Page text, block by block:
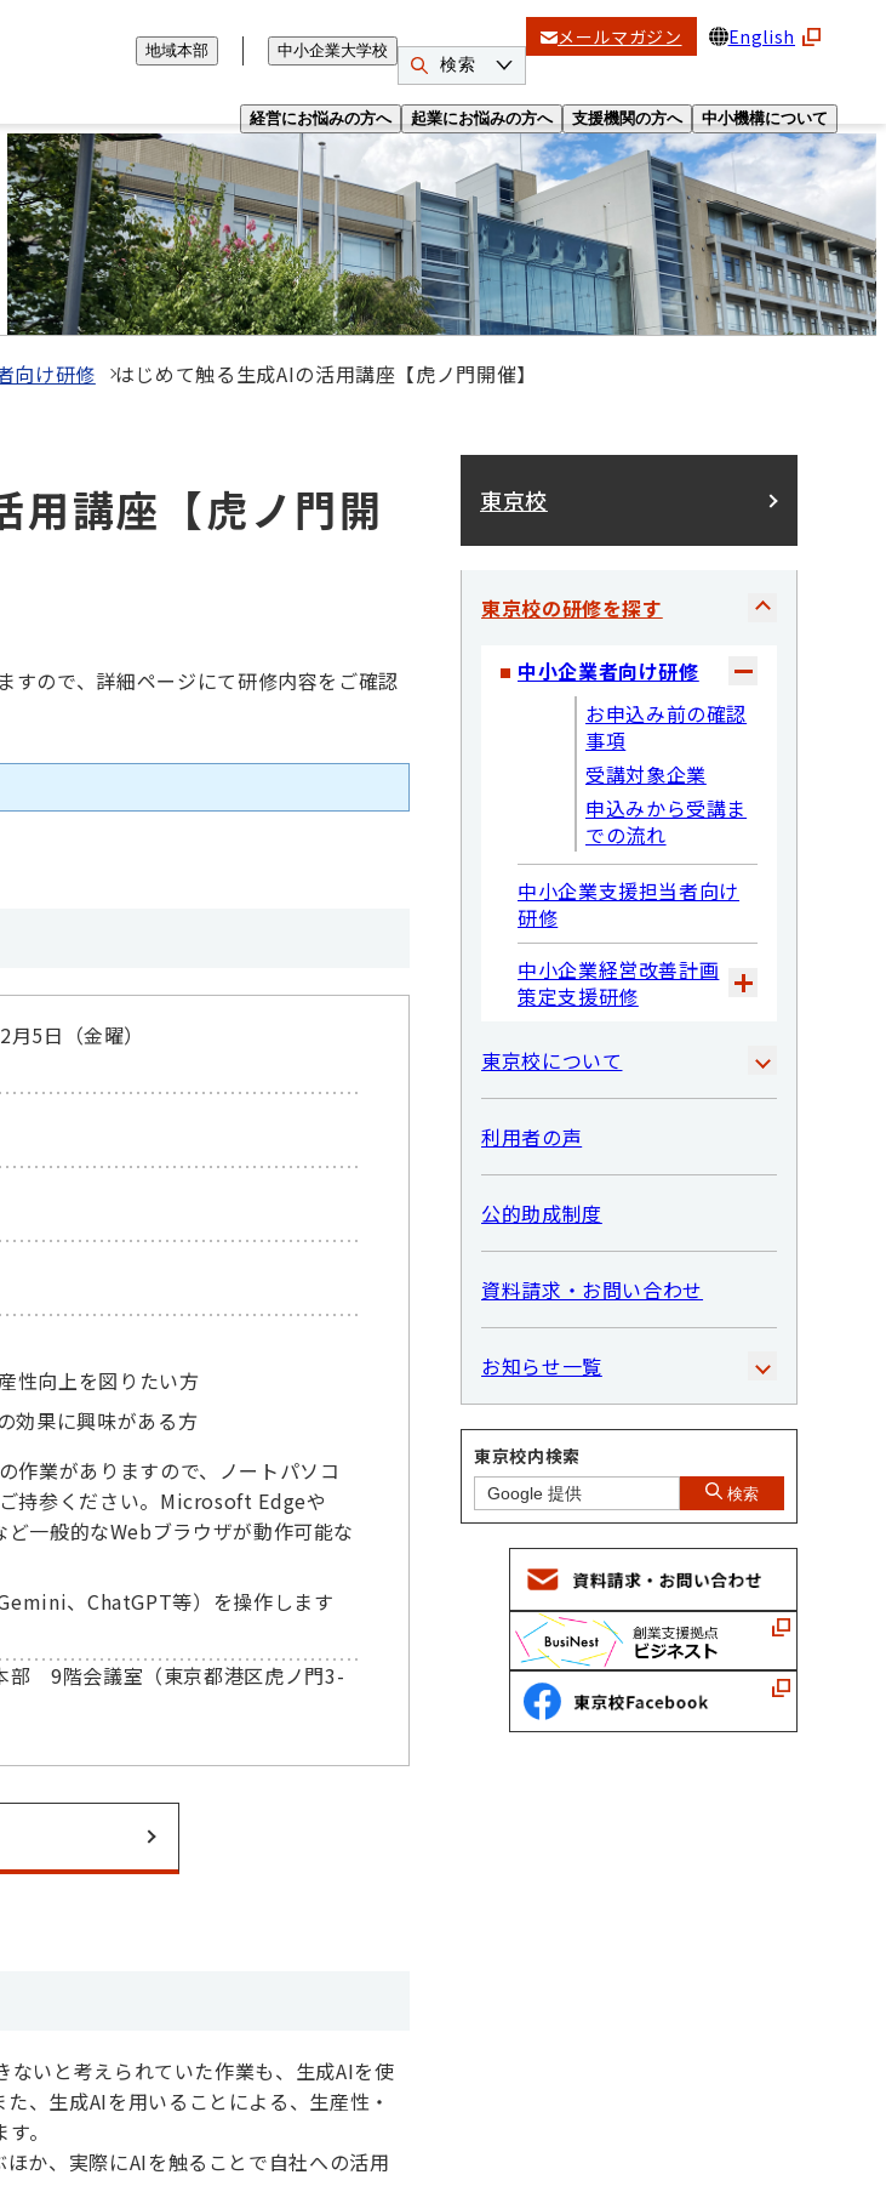
経営にお悩みの方へ 起業にお悩みの方へ 支援機関の方へ 中小機構について
地域本部 中小企業大学校
検索
メールマガジン English
向け研修 はじめて触る生成AIの活用講座【虎ノ門開催】
講座【虎ノ門開
すので、詳細ページにて研修内容をご確認
5日（金曜）
性向上を図りたい方
効果に興味がある方
作業がありますので、ノートパソコ
持参ください。Microsoft Edgeや
一般的なWebブラウザが動作可能な
、ChatGPT等）を操作します
9階会議室（東京都港区虎ノ門3-
いと考えられていた作業も、生成AIを使
、生成AIを用いることによる、生産性・
。
か、実際にAIを触ることで自社への活用
東京校
東京校の研修を探す
中小企業者向け研修
お申込み前の確認
事項
受講対象企業
申込みから受講ま
での流れ
中小企業支援担当者向け
研修
中小企業経営改善計画
策定支援研修
東京校について
利用者の声
公的助成制度
資料請求・お問い合わせ
お知らせ一覧
東京校内検索
検索